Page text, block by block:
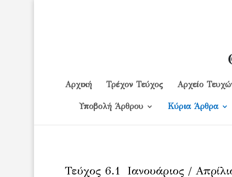
Αρχική Τρέχον Τεύχος Αρχείο
Υποβολή Άρθρου Κύρια Άρθρα
Τεύχος 6.1 Ιανουάριος /